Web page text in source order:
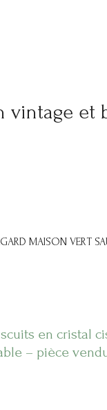
vintage et
MAISON VERT
en cristal
– pièce